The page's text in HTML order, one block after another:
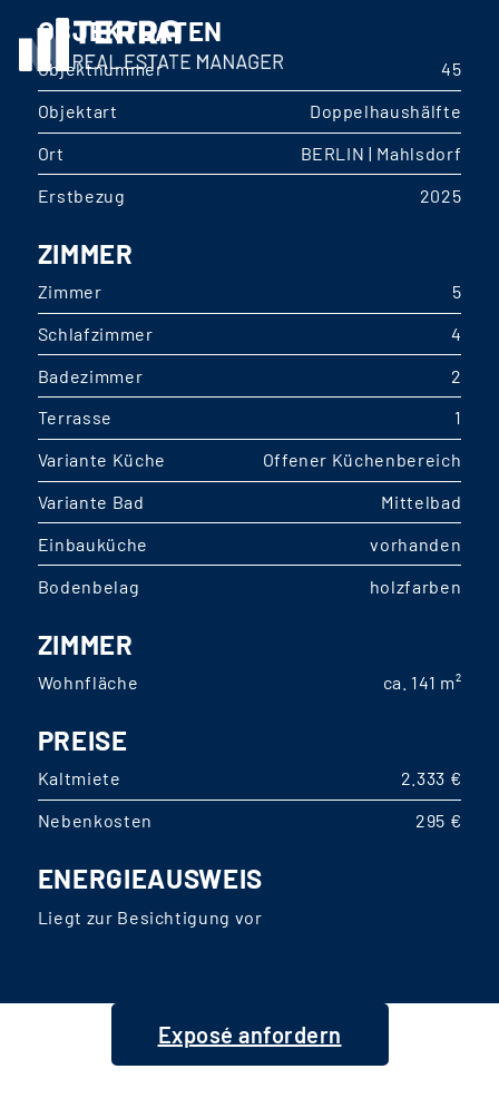
OBJEKTDATEN
Objektnummer
45
Objektart
Doppelhaushälfte
Ort
BERLIN | Mahlsdorf
Erstbezug
2025
ZIMMER
Zimmer
5
Schlafzimmer
4
Badezimmer
2
Terrasse
1
Variante Küche
Offener Küchenbereich
Variante Bad
Mittelbad
Einbauküche
vorhanden
Bodenbelag
holzfarben
ZIMMER
Wohnfläche ca. 141 m²
PREISE
Kaltmiete
2.333 €
Nebenkosten
295 €
ENERGIEAUSWEIS
Liegt zur Besichtigung vor
Exposé anfordern